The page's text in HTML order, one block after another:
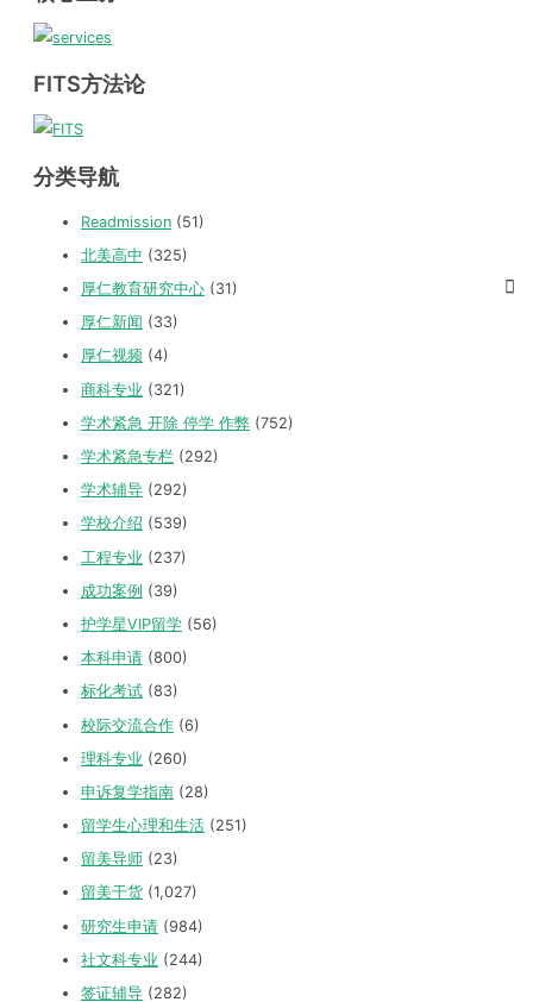
FITS方法论
分类导航
Readmission (51)
北美高中 (325)
厚仁教育研究中心 (31)
厚仁新闻 (33)
厚仁视频 (4)
商科专业 (321)
学术紧急 开除 停学 作弊 (752)
学术紧急专栏 (292)
学术辅导 (292)
学校介绍 (539)
工程专业 (237)
成功案例 (39)
护学星VIP留学 (56)
本科申请 (800)
标化考试 (83)
校际交流合作 (6)
理科专业 (260)
申诉复学指南 (28)
留学生心理和生活 (251)
留美导师 (23)
留美干货 (1,027)
研究生申请 (984)
社文科专业 (244)
签证辅导 (282)